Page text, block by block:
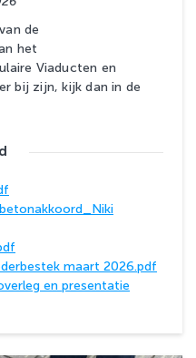
de
het
Viaducten en
bij zijn, kijk dan in de
maart 2026.pdf
en presentatie